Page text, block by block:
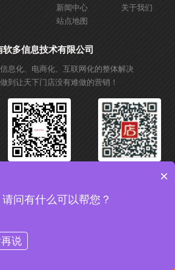
新闻中心
关于我们
站点地图
软多信息技术有限公司
息化、电商化、互联网化的整体解决
到让天下门店没有难做的营销！
多信息
×
问有什么可以帮您？
说